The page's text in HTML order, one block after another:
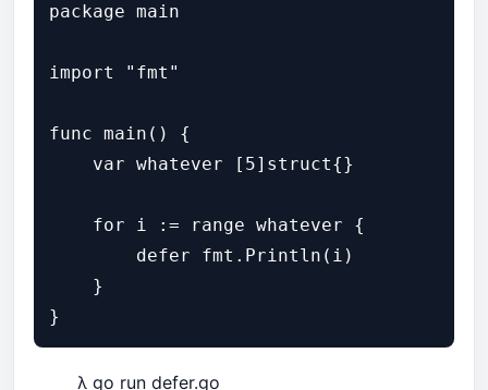
package main
import "fmt"
func main() {
    var whatever [5]struct{}
    for i := range whatever {
        defer fmt.Println(i)
    }
λ go run defer.go